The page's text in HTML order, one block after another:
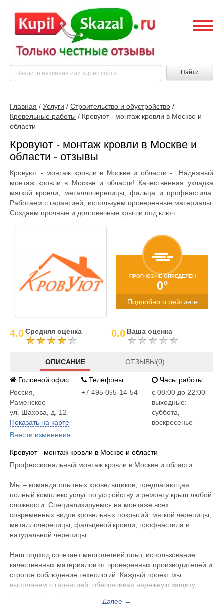
Найти
Главная / Услуги / Строительство и обустройство /
Кровельные работы / Кровуют - монтаж кровли в Москве и
области
Кровуют - монтаж кровли в Москве и
области - отзывы
Кровуют - монтаж кровли в Москве и области - Надежный
монтаж кровли в Москве и области! Качественная укладка
мягкой кровли, металлочерепицы, фальца и профнастила.
Работаем с гарантией, используем проверенные материалы.
Создаём прочные и долговечные крыши под ключ.
ПРОГНОЗ НЕ ОПРЕДЕЛЕН
0°
Подробно о рейтинге
4.0Средняя оценка 0.0 Ваша оценка
ОПИСАНИЕ ОТЗЫВЫ(0)
Головной офис:
Россия
Раменское
ул. Шахова, д. 12
Показать на карте
Внести изменения
Телефоны:
+7 495 055-14-54
Часы работы:
c 08:00 до 22:00
выходные:
суббота,
воскресенье
Кровуют - монтаж кровли в Москве и области
Профессиональный монтаж кровли в Москве и области
Мы – команда опытных кровельщиков, предлагающая
полный комплекс услуг по устройству и ремонту крыш любой
сложности. Специализируемся на монтаже всех
современных видов кровельных покрытий: мягкой черепицы,
металлочерепицы, фальцевой кровли, профнастила и
натуральной черепицы.
Наш подход сочетает многолетний опыт, использование
качественных материалов от проверенных производителей и
строгое соблюдение технологий. Каждый проект мы
выполняем с гарантией, обеспечивая надежную защиту
Далее →